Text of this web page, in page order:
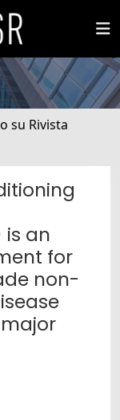
su Rivista
an
for
non-